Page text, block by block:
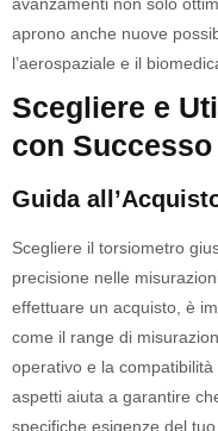
aprono anche nuove
l’aerospaziale e il
Scegliere e
con Successo
Guida
Scegliere il torsiometro
precisione nelle
effettuare un acquisto, è
come il range di
operativo e la
aspetti aiuta a garantire
specifiche esigenze del